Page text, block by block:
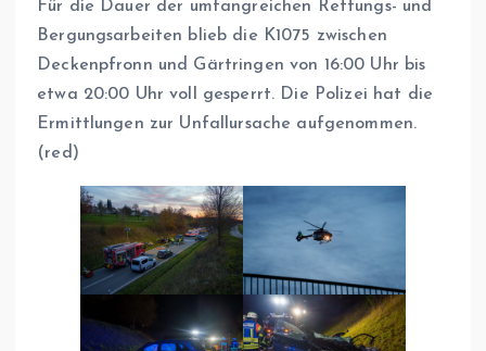
Für die Dauer der umfangreichen Rettungs- und
Bergungsarbeiten blieb die K1075 zwischen
Deckenpfronn und Gärtringen von 16:00 Uhr bis
etwa 20:00 Uhr voll gesperrt. Die Polizei hat die
Ermittlungen zur Unfallursache aufgenommen.
(red)